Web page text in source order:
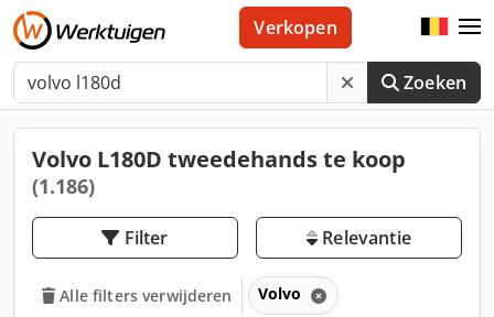
Zoeken
Verkopen
Volvo L180D tweedehands te koop
(1.186)
Filter Relevantie
Alle filters verwijderen Volvo